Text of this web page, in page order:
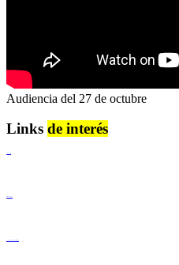
Audiencia del 27 de octubre
Links de interés